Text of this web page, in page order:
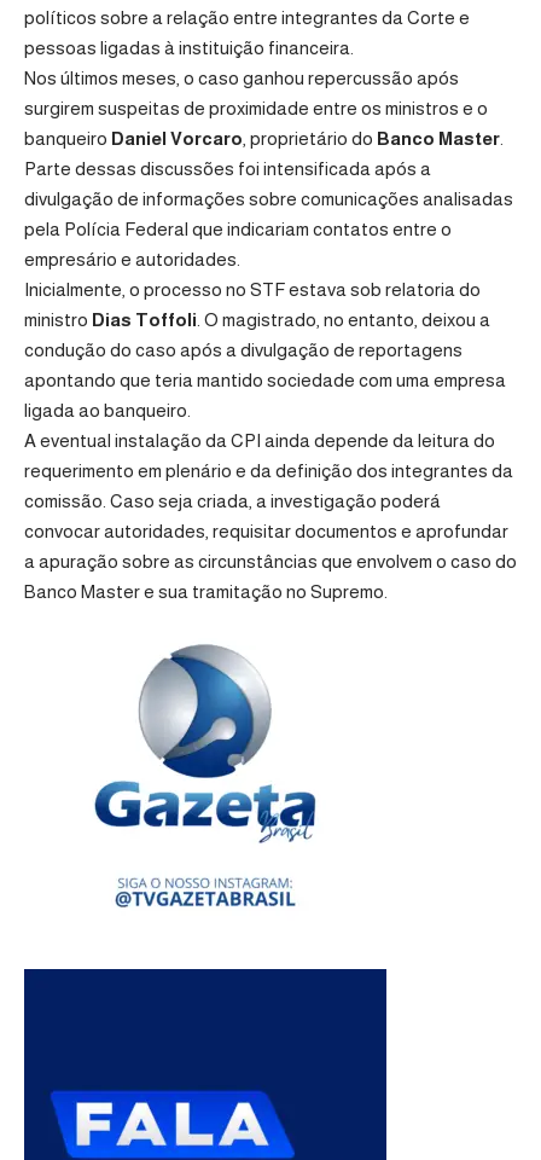
políticos sobre a relação entre integrantes da Corte e
pessoas ligadas à instituição financeira.
Nos últimos meses, o caso ganhou repercussão após
surgirem suspeitas de proximidade entre os ministros e o
banqueiro Daniel Vorcaro , proprietário do Banco Master
Parte dessas discussões foi intensificada após a
divulgação de informações sobre comunicações analisadas
pela Polícia Federal que indicariam contatos entre o
empresário e autoridades.
Inicialmente, o processo no STF estava sob relatoria do
ministro Dias Toffoli . O magistrado, no entanto, deixou a
condução do caso após a divulgação de reportagens
apontando que teria mantido sociedade com uma empresa
ligada ao banqueiro.
A eventual instalação da CPI ainda depende da leitura do
requerimento em plenário e da definição dos integrantes da
comissão. Caso seja criada, a investigação poderá
convocar autoridades, requisitar documentos e aprofundar
a apuração sobre as circunstâncias que envolvem o caso do
Banco Master e sua tramitação no Supremo.